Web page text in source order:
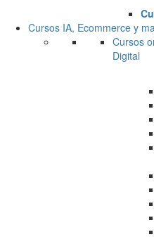
Cursos IA, Ecommerce y
Cursos
Digital